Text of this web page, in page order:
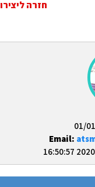
Email:
חזרה ליצירות